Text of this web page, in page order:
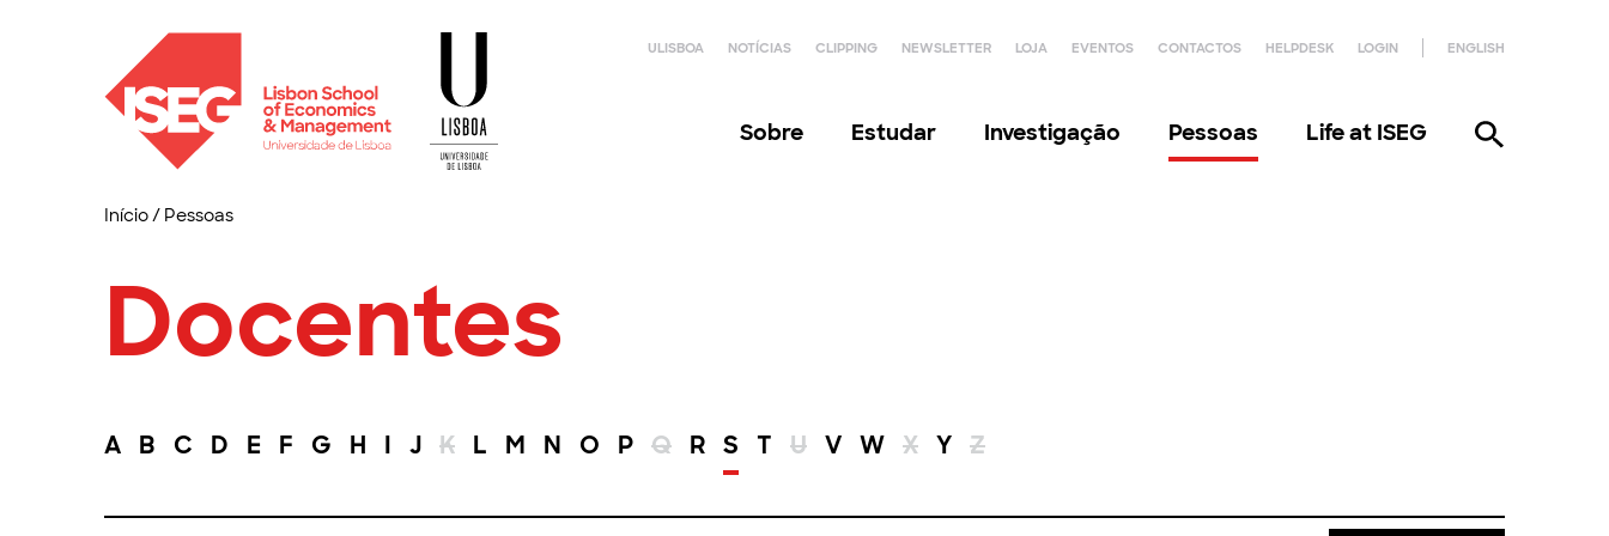
ULISBOA NOTÍCIAS CLIPPING NEWSLETTER LOJA EVENTOS CONTACTOS HELPDESK LOGIN ENGLISH
Sobre Estudar Investigação Pessoas Life at ISEG
Início/ Pessoas
Docentes
A B C D E F G H I J K L M N O P Q R S T U V W X Y Z